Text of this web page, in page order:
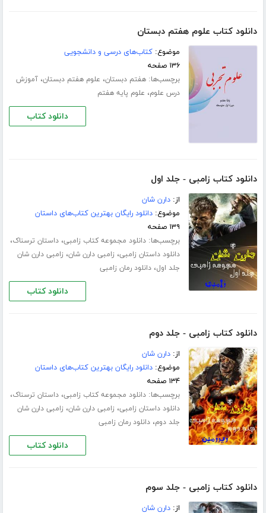
دانلود کتاب علوم هفتم دبستان
موضوع:کتاب‌های درسی و دانشجویی
۱۳۶ صفحه
برچسب‌ها:هفتم دبستان، علوم هفتم دبستان،آموزش
درس علوم، علوم پایه هفتم
دانلود کتاب
دانلود کتاب زامبی - جلد اول
از:دارن شان
موضوع:دانلود رایگان بهترین کتاب‌های داستان
۱۳۹ صفحه
برچسب‌ها:دانلود مجموعه کتاب زامبی،داستان ترسناک،
دانلود داستان زامبی، زامبی دارن شان، زامبی دارن شان
جلد اول،دانلود رمان زامبی
دانلود کتاب
دانلود کتاب زامبی - جلد دوم
از:دارن شان
موضوع:دانلود رایگان بهترین کتاب‌های داستان
۱۳۴ صفحه
برچسب‌ها:دانلود مجموعه کتاب زامبی،داستان ترسناک،
دانلود داستان زامبی، زامبی دارن شان، زامبی دارن شان
جلد دوم،دانلود رمان زامبی
دانلود کتاب
دانلود کتاب زامبی - جلد سوم
از:دارن شان